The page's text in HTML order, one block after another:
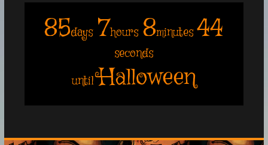
85days 7hours 8minutes 43
seconds
until Halloween